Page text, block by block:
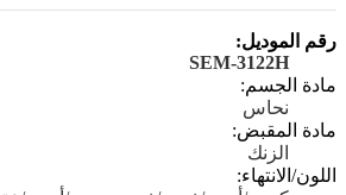
رقم الموديل:
SEM-3122H
مادة الجسم:
نحاس
مادة المقبض:
الزنك
اللون/الانتهاء: